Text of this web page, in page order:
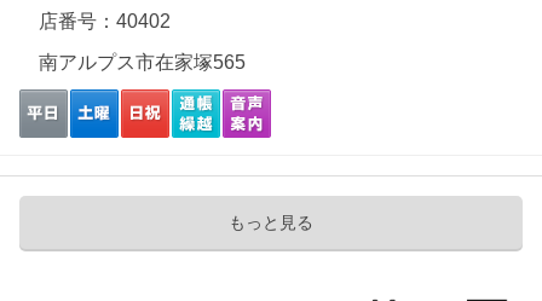
店番号：40402
南アルプス市在家塚565
もっと見る